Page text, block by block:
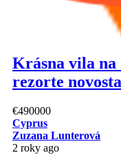
Krásna vila na
rezorte
€490000
Cyprus
Zuzana Lunterová
2 roky ago